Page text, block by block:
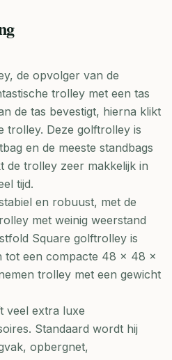
de opvolger van de
trolley met een tas
de tas bevestigt, hierna klikt
trolley. Deze golftrolley is
en de meeste standbags
de trolley zeer makkelijk in
tijd.
en robuust, met de
met weinig weerstand
Square golftrolley is
tot een compacte 48 x 48 x
trolley met een gewicht
veel extra luxe
Standaard wordt hij
opbergnet,